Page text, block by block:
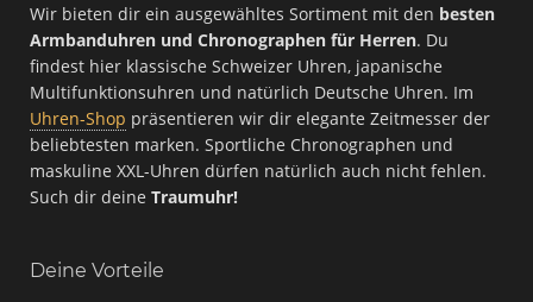
Wir bieten dir ein ausgewähltes Sortiment mit den besten
Armbanduhren und Chronographen für Herren. Du
findest hier klassische Schweizer Uhren, japanische
Multifunktionsuhren und natürlich Deutsche Uhren. Im
Uhren-Shop präsentieren wir dir elegante Zeitmesser der
beliebtesten marken. Sportliche Chronographen und
maskuline XXL-Uhren dürfen natürlich auch nicht fehlen.
Such dir deine Traumuhr!
Deine Vorteile